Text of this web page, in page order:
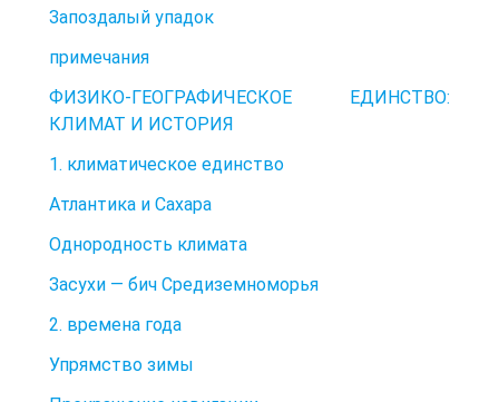
Запоздалый упадок
примечания
ФИЗИКО-ГЕОГРАФИЧЕСКОЕ ЕДИНСТВО:
КЛИМАТ И ИСТОРИЯ
1. климатическое единство
Атлантика и Сахара
Однородность климата
Засухи — бич Средиземноморья
2. времена года
Упрямство зимы